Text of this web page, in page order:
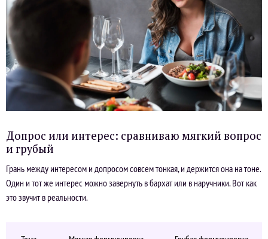
Допрос или интерес: сравниваю мягкий вопрос
и грубый
Грань между интересом и допросом совсем тонкая, и держится она на тоне.
Один и тот же интерес можно завернуть в бархат или в наручники. Вот как
это звучит в реальности.